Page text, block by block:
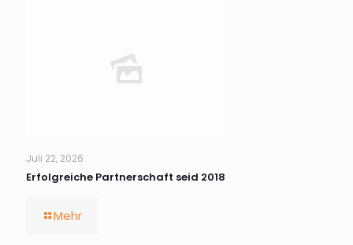
Juli 22, 2026
Erfolgreiche Partnerschaft seid 2018
Mehr